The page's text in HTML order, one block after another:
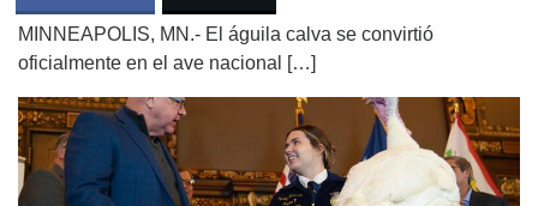
MINNEAPOLIS, MN.- El águila calva se convirtió
oficialmente en el ave nacional […]